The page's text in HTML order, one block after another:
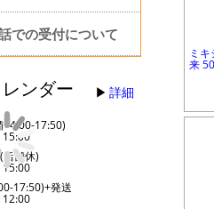
での受付について
ンダー 詳細
14:00-17:50)
15:00
店舗休)
15:00
17:50)+発送
12:00
ミ
来